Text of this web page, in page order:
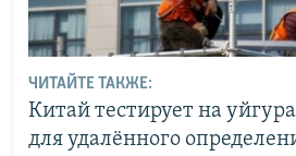
ЧИТАЙТЕ ТАКЖЕ:
Китай тестирует на
для удалённого